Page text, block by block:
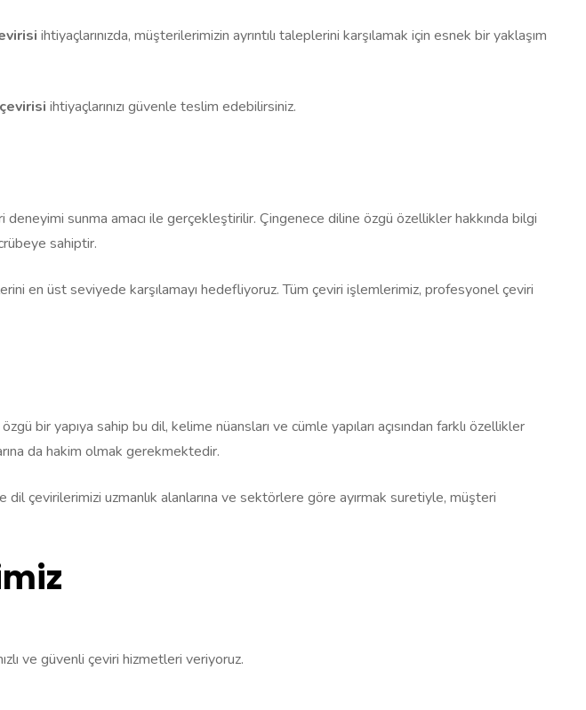
ihtiyaçlarınızda, müşterilerimizin ayrıntılı taleplerini karşılamak için esnek bir yaklaşım
ihtiyaçlarınızı güvenle teslim edebilirsiniz.
sunma amacı ile gerçekleştirilir. Çingenece diline özgü özellikler hakkında bilgi
sahiptir.
en üst seviyede karşılamayı hedefliyoruz. Tüm çeviri işlemlerimiz, profesyonel çeviri
bir yapıya sahip bu dil, kelime nüansları ve cümle yapıları açısından farklı özellikler
da hakim olmak gerekmektedir.
çevirilerimizi uzmanlık alanlarına ve sektörlere göre ayırmak suretiyle, müşteri
ve güvenli çeviri hizmetleri veriyoruz.